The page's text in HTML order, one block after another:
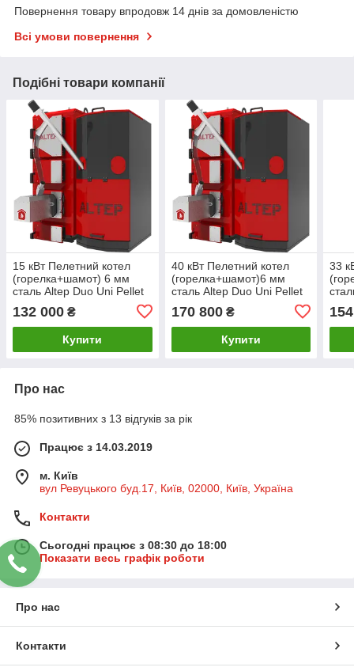
Повернення товару впродовж 14 днів за домовленістю
Всі умови повернення
Подібні товари компанії
15 кВт Пелетний котел
(горелка+шамот) 6 мм
сталь Altep Duo Uni Pellet
132 000 ₴
Купити
40 кВт Пелетний котел
(горелка+шамот)6 мм
сталь Altep Duo Uni Pellet
170 800₴
Купити
33
Про нас
85% позитивних з 13 відгуків за рік
Працює з 14.03.2019
м. Київ
вул Ревуцького буд.17, Київ, 02000, Київ, Україна
Контакти
Сьогодні працює з 08:30 до 18:00
Показати весь графік роботи
Про нас
Контакти